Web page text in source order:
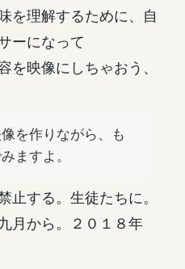
を理解するために、自
ーになって
を映像にしちゃおう、
を作りながら、も
ますよ。
止する。生徒たちに。
月から。２０１８年